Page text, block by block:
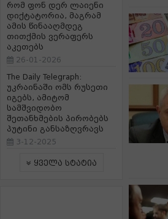
რომ ფონ დერ ლაიენი
დიქტატორია, მაგრამ
ამის წინააღმდეგ
თითქმის ვერაფერს
აკეთებს
26-01-2026
The Daily Telegraph:
უკრაინაში ომს რუსეთი
იგებს, ამიტომ
სამშვიდობო
შეთანხმების პირობებს
პუტინი განსაზღვრავს
3-12-2025
ყველა სტატია